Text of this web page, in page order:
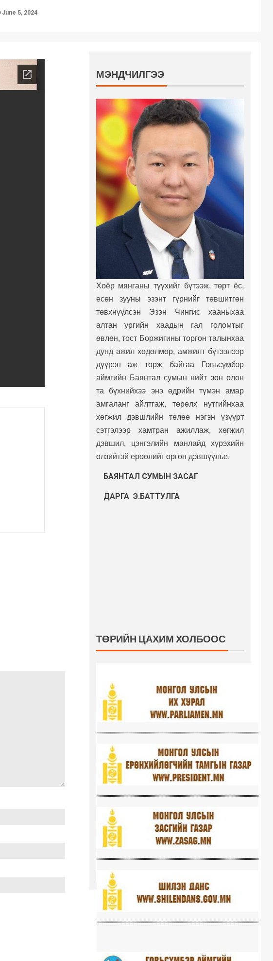
June 5, 2024
МЭНДЧИЛГЭЭ
Хоёр мянганы түүхийг бүтээж, төрт ёс,
есөн зууны эзэнт гүрнийг төвшитгөн
төвхнүүлсэн Эзэн Чингис хааныхаа
алтан ургийн хаадын гал голомтыг
өвлөн, тост Боржигины торгон талынхаа
дунд ажил хөдөлмөр, амжилт бүтээлээр
дүүрэн аж төрж байгаа Говьсүмбэр
аймгийн Баянтал сумын нийт зон олон
та бүхнийхээ энэ өдрийн түмэн амар
амгаланг айлтгаж, төрөлх нутгийнхаа
хөгжил дэвшлийн төлөө нэгэн үзүүрт
сэтгэлээр хамтран ажиллаж, хөгжил
дэвшил, цэнгэлийн манлайд хүрэхийн
өлзийтэй ерөөлийг өргөн дэвшүүлье.
БАЯНТАЛ СУМЫН ЗАСАГ
ДАРГА Э.БАТТУЛГА
ТӨРИЙН ЦАХИМ ХОЛБООС